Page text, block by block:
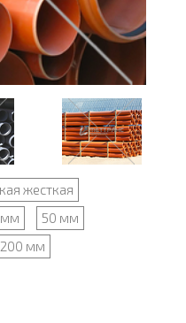
жесткая
мм
50 мм
200 мм